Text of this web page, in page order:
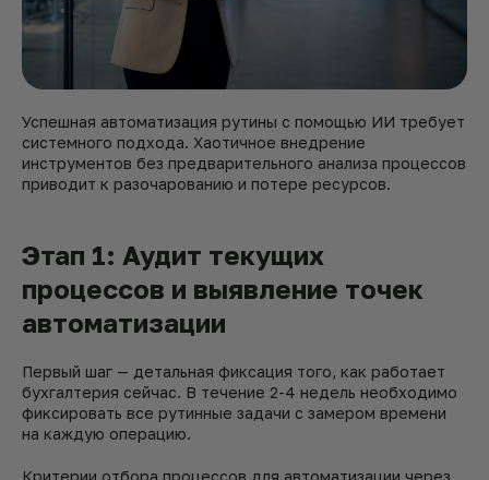
Успешная автоматизация рутины с помощью ИИ требует
системного подхода. Хаотичное внедрение
инструментов без предварительного анализа процессов
приводит к разочарованию и потере ресурсов.
Этап 1: Аудит текущих
процессов и выявление точек
автоматизации
Первый шаг — детальная фиксация того, как работает
бухгалтерия сейчас. В течение 2-4 недель необходимо
фиксировать все рутинные задачи с замером времени
на каждую операцию.
Критерии отбора процессов для автоматизации через